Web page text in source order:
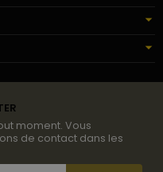
moment. Vous
de contact dans les